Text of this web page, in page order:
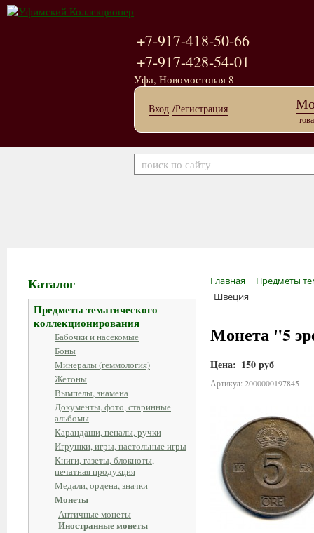
+7-917-418-50-66
+7-917-428-54-01
Уфа, Новомостовая 8
Вход /Регистрация
Каталог
Предметы тематического
коллекционирования
Бабочки и насекомые
Боны
Минералы (геммология)
Жетоны
Вымпелы, знамена
Документы, фото, старинные
альбомы
Карандаши, пеналы, ручки
Игрушки, игры, настольные игры
Книги, газеты, блокноты,
печатная продукция
Медали, ордена, значки
Монеты
Античные монеты
Иностранные монеты
Главная
Предметы
Швеция
Монета "5
Цена: 150 руб
Артикул: 2000000197845